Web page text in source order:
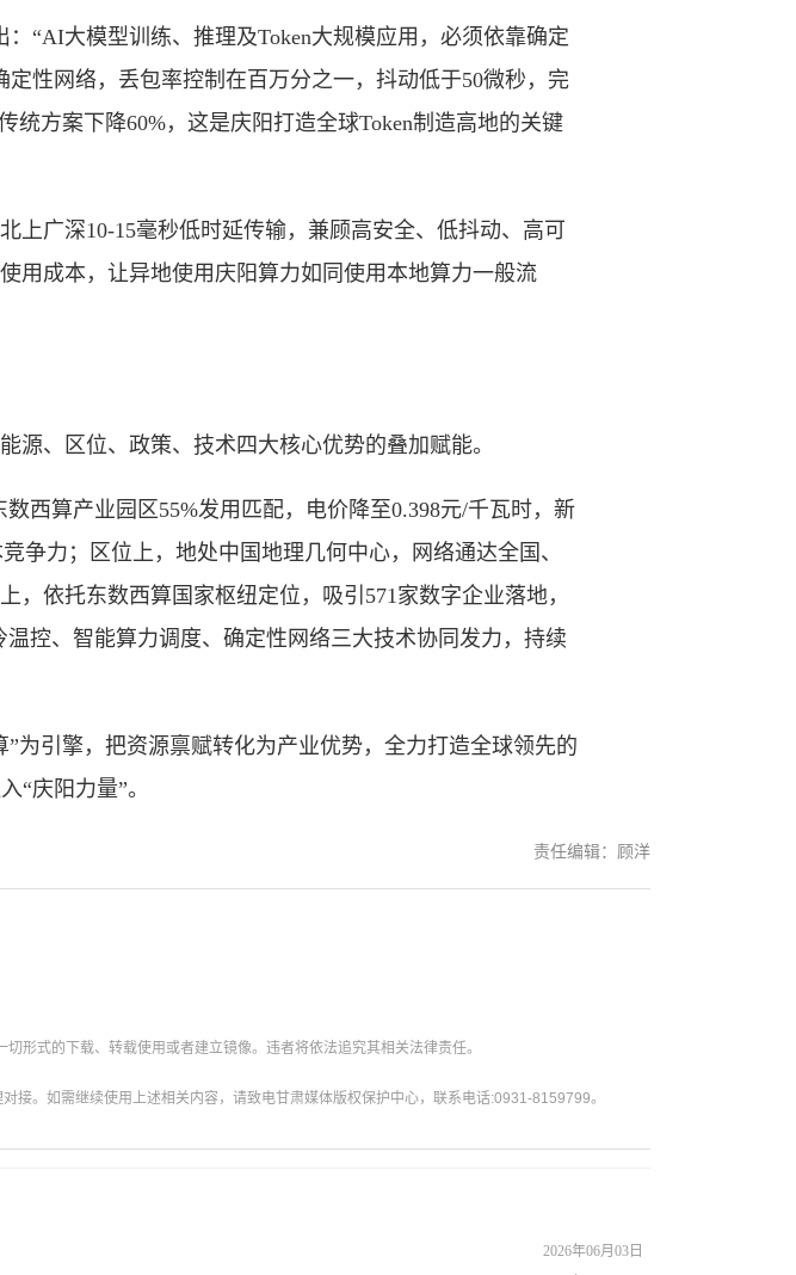
大模型训练、推理及Token大规模应用，必须依靠确定
性网络，丢包率控制在百万分之一，抖动低于50微秒，完
统方案下降60%，这是庆阳打造全球Token制造高地的关键
广深10-15毫秒低时延传输，兼顾高安全、低抖动、高可
用成本，让异地使用庆阳算力如同使用本地算力一般流
、区位、政策、技术四大核心优势的叠加赋能。
算产业园区55%发用匹配，电价降至0.398元/千瓦时，新
争力；区位上，地处中国地理几何中心，网络通达全国、
依托东数西算国家枢纽定位，吸引571家数字企业落地，
控、智能算力调度、确定性网络三大技术协同发力，持续
引擎，把资源禀赋转化为产业优势，全力打造全球领先的
“庆阳力量”。
责任编辑：顾洋
形式的下载、转载使用或者建立镜像。违者将依法追究其相关法律责任。
。如需继续使用上述相关内容，请致电甘肃媒体版权保护中心，联系电话:0931-8159799。
2026年06月03日